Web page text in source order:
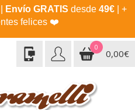
Envío GRATIS desde 49€| +
felices ❤️
0
0,00€